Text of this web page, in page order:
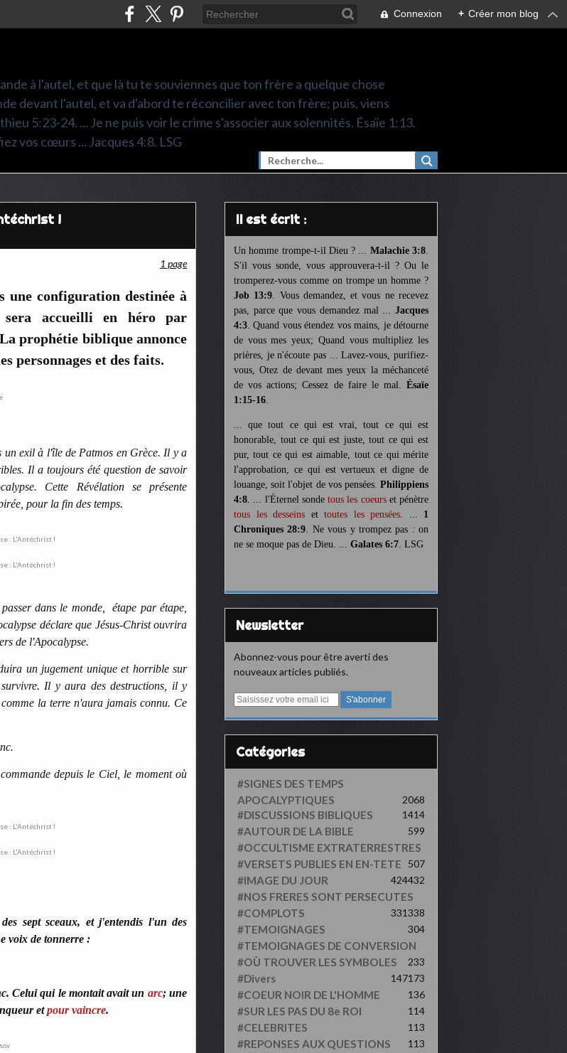
Connexion + Créer mon blog
à l'autel, et que là tu te souviennes que ton frère a quelque chose
devant l'autel, et va d'abord te réconcilier avec ton frère; puis, viens
5:23-24. ... Je ne puis voir le crime s'associer aux solennités. Ésaïe 1:13.
vos cœurs ... Jacques 4:8. LSG
!
1 page
une configuration destinée à
accueilli en héro par
prophétie biblique annonce
personnages et des faits.
exil à l'île de Patmos en Grèce. Il y a
Il a toujours été question de savoir
Cette Révélation se présente
pour la fin des temps.
dans le monde, étape par étape,
déclare que Jésus-Christ ouvrira
de l'Apocalypse.
un jugement unique et horrible sur
Il y aura des destructions, il y
la terre n'aura jamais connu. Ce
depuis le Ciel, le moment où
sept sceaux, et j'entendis l'un des
voix de tonnerre :
Celui qui le montait avait un arc; une
etpour vaincre.
Il est écrit :
Un homme trompe-t-il Dieu ? ... Malachie 3:8.
S'il vous sonde, vous approuvera-t-il ? Ou le
tromperez-vous comme on trompe un homme ?
Job 13:9. Vous demandez, et vous ne recevez
pas, parce que vous demandez mal ... Jacques
4:3. Quand vous étendez vos mains, je détourne
de vous mes yeux; Quand vous multipliez les
prières, je n'écoute pas ... Lavez-vous, purifiez-
vous, Otez de devant mes yeux la méchanceté
de vos actions; Cessez de faire le mal. Ésaïe
1:15-16.
... que tout ce qui est vrai, tout ce qui est
honorable, tout ce qui est juste, tout ce qui est
pur, tout ce qui est aimable, tout ce qui mérite
l'approbation, ce qui est vertueux et digne de
louange, soit l'objet de vos pensées. Philippiens
4:8. ... l'Éternel sonde tous les coeurset pénètre
tous les desseins et toutes les pensées. ... 1
Chroniques 28:9. Ne vous y trompez pas : on
ne se moque pas de Dieu. ... Galates 6:7. LSG
Newsletter
Abonnez-vous pour être averti des
nouveaux articles publiés.
E
a
i
Catégories
#SIGNES DES TEMPS
APOCALYPTIQUES 2068
#DISCUSSIONS BIBLIQUES 1414
#AUTOUR DE LA BIBLE 599
#OCCULTISME EXTRATERRESTRES
507
#VERSETS PUBLIES EN EN-TETE
432
#IMAGE DU JOUR 424
#NOS FRERES SONT PERSECUTES
338
#COMPLOTS 331
#TEMOIGNAGES 304
#TEMOIGNAGES DE CONVERSION
233
#OÙ TROUVER LES SYMBOLES
173
#Divers 147
#COEUR NOIR DE L'HOMME 136
#SUR LES PAS DU 8e ROI 114
#CELEBRITES 113
#REPONSES AUX QUESTIONS 113